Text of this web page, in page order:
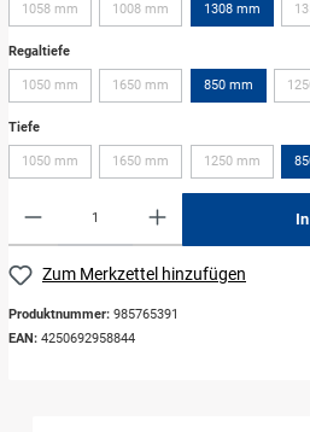
1058 mm 1008 mm 1308 mm
Regaltiefe
1050 mm 1650 mm 850 mm
Tiefe
1050 mm 1650 mm 1250 mm
Zum Merkzettel hinzufügen
Produktnummer: 985765391
EAN: 4250692958844